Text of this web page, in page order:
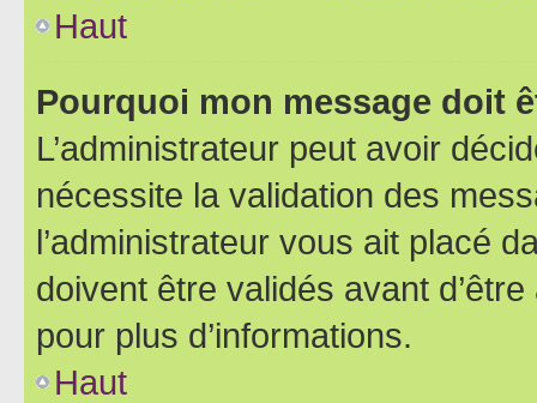
Haut
Pourquoi mon message doit
L’administrateur peut avoir
nécessite la validation des
l’administrateur vous ait placé
doivent être validés avant
pour plus d’informations.
Haut